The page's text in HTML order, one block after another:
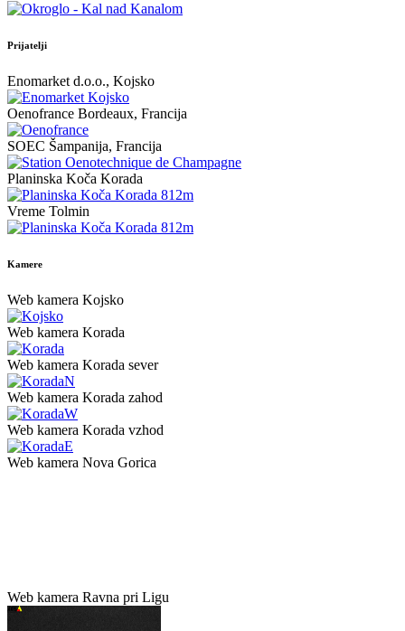
Prijatelji
Enomarket d.o.o., Kojsko
Oenofrance Bordeaux, Francija
SOEC Šampanija, Francija
Planinska Koča Korada
Vreme Tolmin
Kamere
Web kamera Kojsko
Web kamera Korada
Web kamera Korada sever
Web kamera Korada zahod
Web kamera Korada vzhod
Web kamera Nova Gorica
Web kamera Ravna pri Ligu